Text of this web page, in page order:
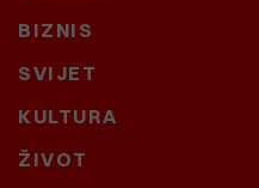
BIZNIS
SVIJET
KULTURA
ŽIVOT